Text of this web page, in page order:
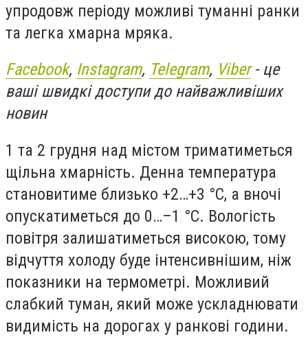
упродовж періоду можливі туманні ранки
та легка хмарна мряка.
Facebook, Instagram, Telegram, Viber- це
ваші швидкі доступи до найважливіших
новин
1 та 2 грудня над містом триматиметься
щільна хмарність. Денна температура
становитиме близько +2…+3 °C, а вночі
опускатиметься до 0…–1 °C. Вологість
повітря залишатиметься високою, тому
відчуття холоду буде інтенсивнішим, ніж
показники на термометрі. Можливий
слабкий туман, який може ускладнювати
видимість на дорогах у ранкові години.